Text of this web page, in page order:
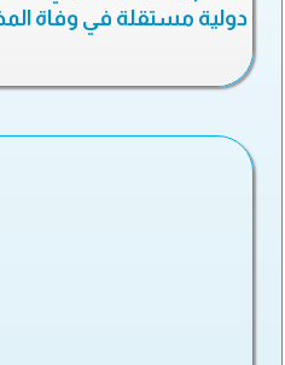
دولية مستقلة في وفاة